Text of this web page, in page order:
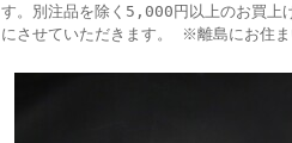
す。別注品を除く5,000円以上のお買
にさせていただきます。 ※離島にお住ま